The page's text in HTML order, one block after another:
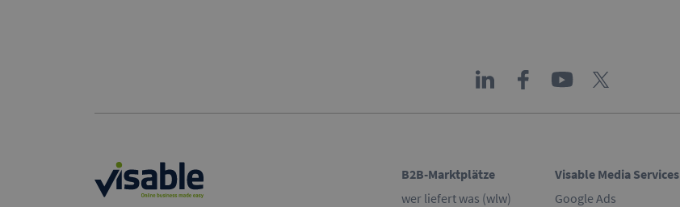
B2B-Marktplätze
wer liefert was (wlw)
Visable Media Services
Google Ads